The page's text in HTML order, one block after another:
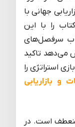
جهانی با
را با این
سرفصل‌های
می‌دهد تاکید
استراتژی را
و بازاریابی
است. در